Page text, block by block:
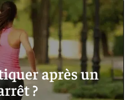
après un
?